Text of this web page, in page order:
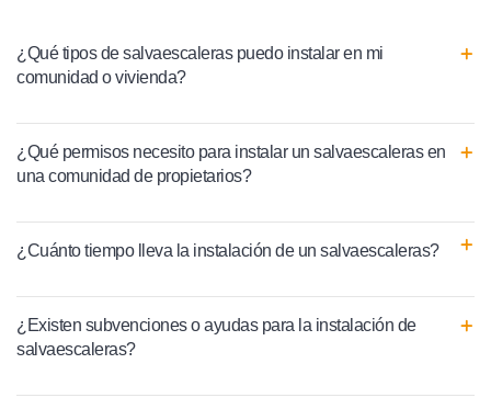
¿Qué tipos de salvaescaleras puedo instalar en mi
comunidad o vivienda?
¿Qué permisos necesito para instalar un salvaescaleras en
una comunidad de propietarios?
¿Cuánto tiempo lleva la instalación de un salvaescaleras?
¿Existen subvenciones o ayudas para la instalación de
salvaescaleras?